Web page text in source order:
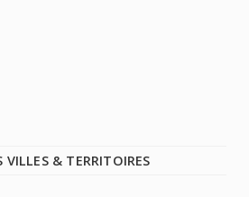
VILLES & TERRITOIRES